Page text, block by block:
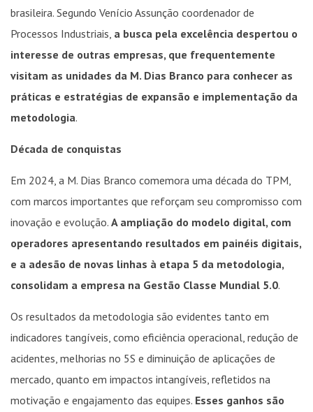
brasileira. Segundo Venício Assunção coordenador de
Processos Industriais, a busca pela excelência despertou o
interesse de outras empresas, que frequentemente
visitam as unidades da M. Dias Branco para conhecer as
práticas e estratégias de expansão e implementação da
metodologia.
Década de conquistas
Em 2024, a M. Dias Branco comemora uma década do TPM,
com marcos importantes que reforçam seu compromisso com
inovação e evolução. A ampliação do modelo digital, com
operadores apresentando resultados em painéis digitais,
e a adesão de novas linhas à etapa 5 da metodologia,
consolidam a empresa na Gestão Classe Mundial 5.0.
Os resultados da metodologia são evidentes tanto em
indicadores tangíveis, como eficiência operacional, redução de
acidentes, melhorias no 5S e diminuição de aplicações de
mercado, quanto em impactos intangíveis, refletidos na
motivação e engajamento das equipes. Esses ganhos são